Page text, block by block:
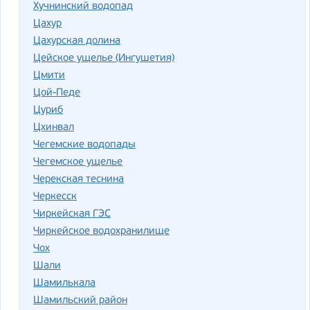
Хучнинский водопад
Цахур
Цахурская долина
Цейское ущелье (Ингушетия)
Цмити
Цой-Педе
Цуриб
Цхинвал
Чегемские водопады
Чегемское ущелье
Черекская теснина
Черкесск
Чиркейская ГЭС
Чиркейское водохранилище
Чох
Шали
Шамилькала
Шамильский район